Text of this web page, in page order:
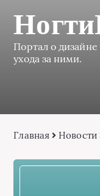
Портал о
ухода за ними.
Главная Новости